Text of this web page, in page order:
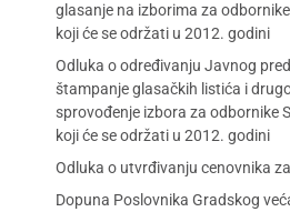
glasanje na izborima za
koji će se održati u 2012. godini
Odluka o određivanju Javnog
štampanje glasačkih listića i
sprovođenje izbora za odbornike
koji će se održati u 2012. godini
Odluka o utvrđivanju cenovnika
Dopuna Poslovnika Gradskog